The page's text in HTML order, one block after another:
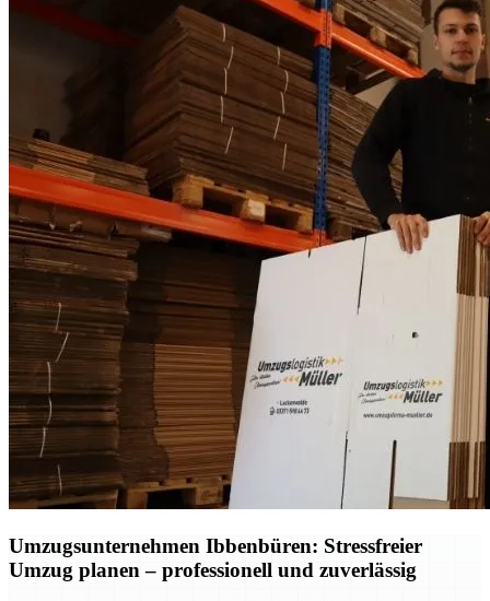
Umzugsunternehmen Ibbenbüren: Stressfreier
Umzug planen – professionell und zuverlässig